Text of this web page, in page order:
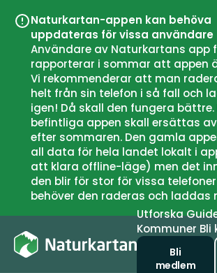
Naturkartan-appen kan behöva
uppdateras för vissa användare
Användare av Naturkartans app
rapporterar i sommar att appen
Vi rekommenderar att man
helt från sin telefon i så fall och
igen! Då skall den fungera bättre.
befintliga appen skall ersättas
efter sommaren. Den gamla
all data för hela landet lokalt i
att klara offline-läge) men det
den blir för stor för vissa
behöver den raderas och laddas
Utforska
Kommuner Bli
Bli
medlem